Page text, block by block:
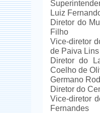
Luiz
Diretor do
Filho
Vice-diretor
de Paiva
Diretor do
Coelho de
Germano
Diretor do
Vice-diretor
Fernandes